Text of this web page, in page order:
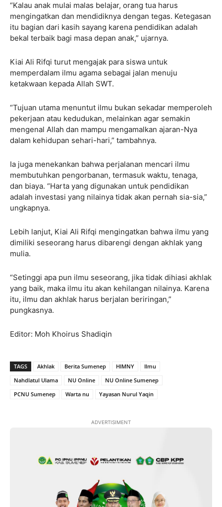
“Kalau anak mulai malas belajar, orang tua harus
mengingatkan dan mendidiknya dengan tegas. Ketegasan
itu bagian dari kasih sayang karena pendidikan adalah
bekal terbaik bagi masa depan anak,” ujarnya.
Kiai Ali Rifqi turut mengajak para siswa untuk
memperdalam ilmu agama sebagai jalan menuju
ketakwaan kepada Allah SWT.
“Tujuan utama menuntut ilmu bukan sekadar memperoleh
pekerjaan atau kedudukan, melainkan agar semakin
mengenal Allah dan mampu mengamalkan ajaran-Nya
dalam kehidupan sehari-hari,” tambahnya.
Ia juga menekankan bahwa perjalanan mencari ilmu
membutuhkan pengorbanan, termasuk waktu, tenaga,
dan biaya. “Harta yang digunakan untuk pendidikan
adalah investasi yang nilainya tidak akan pernah sia-sia,”
ungkapnya.
Lebih lanjut, Kiai Ali Rifqi mengingatkan bahwa ilmu yang
dimiliki seseorang harus dibarengi dengan akhlak yang
mulia.
“Setinggi apa pun ilmu seseorang, jika tidak dihiasi akhlak
yang baik, maka ilmu itu akan kehilangan nilainya. Karena
itu, ilmu dan akhlak harus berjalan beriringan,”
pungkasnya.
Editor: Moh Khoirus Shadiqin
TAGS Akhlak Berita Sumenep HIMNY
Ilmu
Nahdlatul Ulama
NU Online
NU Online Sumenep
PCNU Sumenep
Warta nu Yayasan Nurul Yaqin
ADVERTISIMENT